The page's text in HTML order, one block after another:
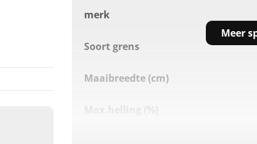
merk
Soort grens
Maaibreedte (cm)
Max.helling (%)
Meer